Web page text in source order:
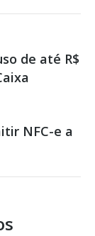
de até R$
NFC-e a